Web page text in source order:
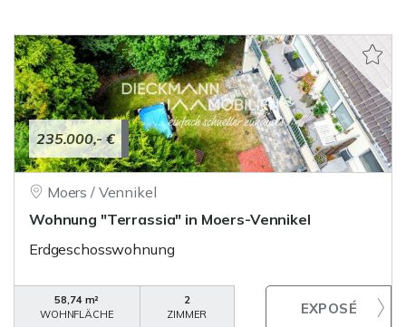
235.000,- €
Moers / Vennikel
Wohnung "Terrassia" in Moers-Vennikel
Erdgeschosswohnung
58,74 m²
WOHNFLÄCHE
2
ZIMMER